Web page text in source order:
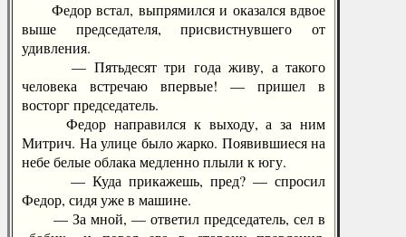
Федор встал, выпрямился и оказался вдвое
выше председателя, присвистнувшего от
удивления.
— Пятьдесят три года живу, а такого
человека встречаю впервые! — пришел в
восторг председатель.
Федор направился к выходу, а за ним
Митрич. На улице было жарко. Появившиеся на
небе белые облака медленно плыли к югу.
— Куда прикажешь, пред? — спросил
Федор, сидя уже в машине.
— За мной, — ответил председатель, сел в